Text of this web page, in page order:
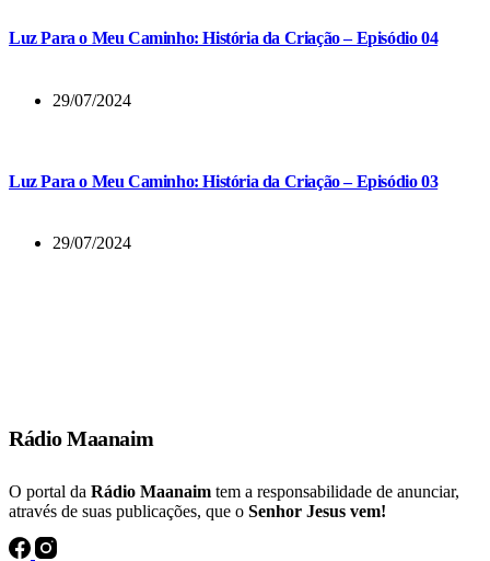
Luz Para o Meu Caminho: História da Criação – Episódio 04
29/07/2024
Luz Para o Meu Caminho: História da Criação – Episódio 03
29/07/2024
Rádio Maanaim
O portal da Rádio Maanaim tem a responsabilidade de anunciar,
através de suas publicações, que o Senhor Jesus vem!